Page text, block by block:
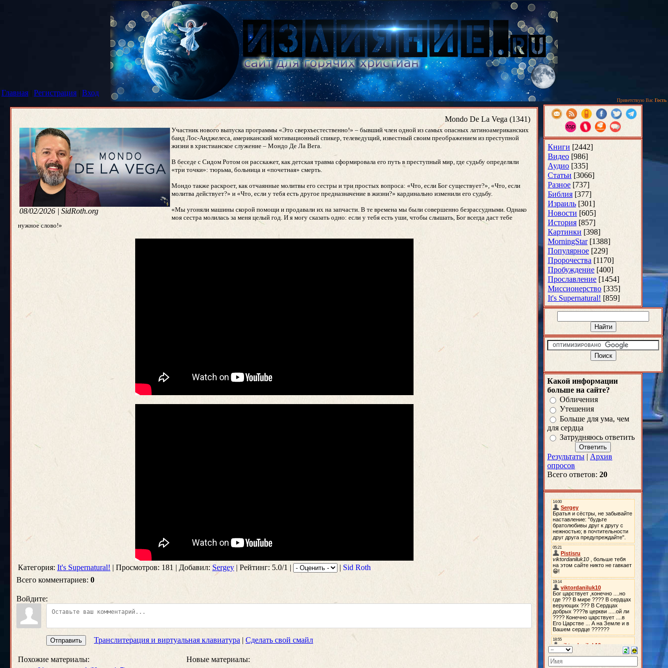
Главная | Регистрация | Вход
Приветствую Вас Гость
Mondo De La Vega (1341)
08/02/2026 | SidRoth.org
Участник нового выпуска программы «Это сверхъестественно!» – бывший член одной из самых опасных латиноамериканских
банд Лос-Анджелеса, американский мотивационный спикер, телеведущий, известный своим преображением из преступной
жизни в христианское служение – Мондо Де Ла Вега.
В беседе с Сидом Ротом он расскажет, как детская травма сформировала его путь в преступный мир, где судьбу определяли
«три точки»: тюрьма, больница и «почетная» смерть.
Мондо также раскроет, как отчаянные молитвы его сестры и три простых вопроса: «Что, если Бог существует?», «Что, если
молитва действует?» и «Что, если у тебя есть другое предназначение в жизни?» кардинально изменили его судьбу.
«Мы угоняли машины скорой помощи и продавали их на запчасти. В те времена мы были совершенно безрассудными. Однако
моя сестра молилась за меня целый год. И я могу сказать одно: если у тебя есть уши, чтобы слышать, Бог всегда даст тебе
нужное слово!»
Категория: It's Supernatural! | Просмотров: 181 | Добавил: Sergey | Рейтинг: 5.0/1 | | Sid Roth
Всего комментариев: 0
Войдите:
Отправить Транслитерация и виртуальная клавиатура | Сделать свой смайл
Похожие материалы:
Новые материалы:
Книги [2442]
Видео [986]
Аудио [335]
Статьи [3066]
Разное [737]
Библия [377]
Израиль [301]
Новости [605]
История [857]
Картинки [398]
MorningStar [1388]
Популярное [229]
Пророчества [1170]
Пробуждение [400]
Прославление [1454]
Миссионерство [335]
It's Supernatural! [859]
Какой информации
больше на сайте?
Обличения
Утешения
Больше для ума, чем
для сердца
Затрудняюсь ответить
Результаты | Архив
опросов
Всего ответов: 20